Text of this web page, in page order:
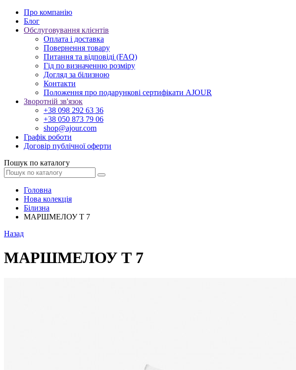
Про компанію
Блог
Обслуговування клієнтів
Оплата і доставка
Повернення товару
Питання та відповіді (FAQ)
Гід по визначенню розміру
Догляд за білизною
Контакти
Положення про подарункові сертифікати AJOUR
Зворотній зв'язок
+38 098 292 63 36
+38 050 873 79 06
shop@ajour.com
Графік роботи
Договір публічної оферти
Пошук по каталогу
Головна
Нова колекція
Білизна
МАРШМЕЛОУ Т 7
Назад
МАРШМЕЛОУ Т 7